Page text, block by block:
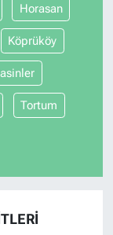
Horasan
Köprüköy
Tortum